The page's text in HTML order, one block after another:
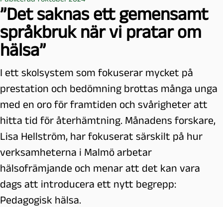
”Det saknas ett gemensamt
språkbruk när vi pratar om
hälsa”
I ett skolsystem som fokuserar mycket på
prestation och bedömning brottas många unga
med en oro för framtiden och svårigheter att
hitta tid för återhämtning. Månadens forskare,
Lisa Hellström, har fokuserat särskilt på hur
verksamheterna i Malmö arbetar
hälsofrämjande och menar att det kan vara
dags att introducera ett nytt begrepp:
Pedagogisk hälsa.